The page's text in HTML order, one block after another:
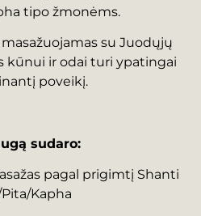
tipo žmonėms.
su Juodųjų
kūnui ir odai turi ypatingai
poveikį.
sudaro:
pagal prigimtį Shanti
Kapha